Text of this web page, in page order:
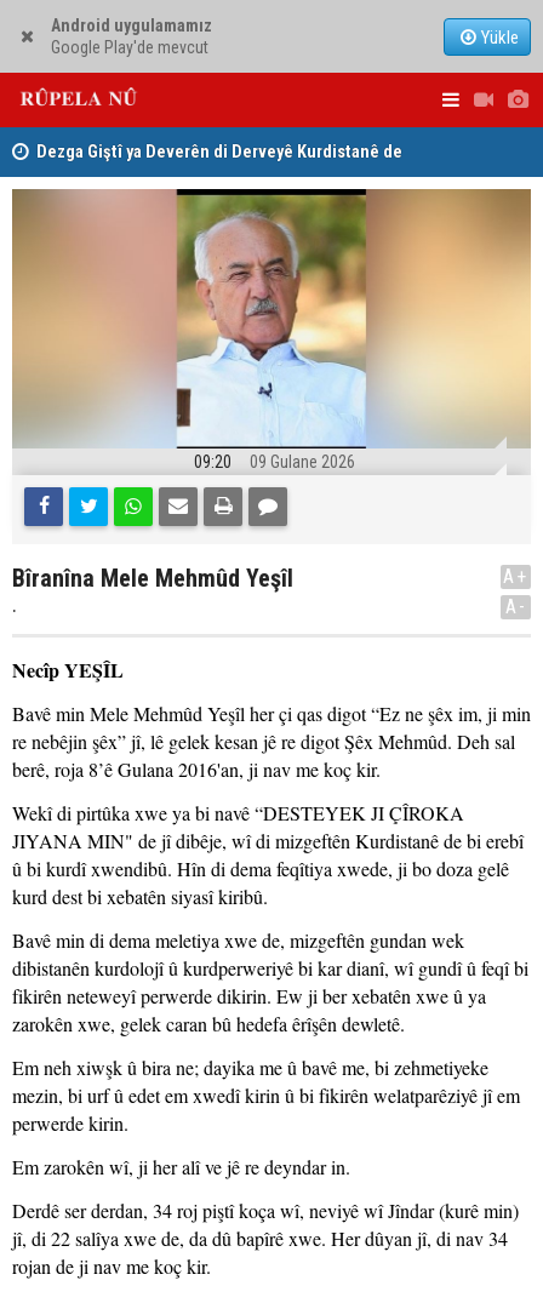
Android uygulamamız
Google Play'de mevcut
Yükle
Dezga Giştî ya Deverên di Derveyê Kurdistanê de
gotinên parêzgere Kerkûkê Muhammed Saman red kir
09:20 09 Gulane 2026
Bîranîna Mele Mehmûd Yeşîl
.
A+
A-
Necîp YEŞÎL
Bavê min Mele Mehmûd Yeşîl her çi qas digot “Ez ne şêx im, ji min
re nebêjin şêx” jî, lê gelek kesan jê re digot Şêx Mehmûd. Deh sal
berê, roja 8’ê Gulana 2016'an, ji nav me koç kir.
Wekî di pirtûka xwe ya bi navê “DESTEYEK JI ÇÎROKA
JIYANA MIN" de jî dibêje, wî di mizgeftên Kurdistanê de bi erebî
û bi kurdî xwendibû. Hîn di dema feqîtiya xwede, ji bo doza gelê
kurd dest bi xebatên siyasî kiribû.
Bavê min di dema meletiya xwe de, mizgeftên gundan wek
dibistanên kurdolojî û kurdperweriyê bi kar dianî, wî gundî û feqî bi
fikirên neteweyî perwerde dikirin. Ew ji ber xebatên xwe û ya
zarokên xwe, gelek caran bû hedefa êrîşên dewletê.
Em neh xiwşk û bira ne; dayika me û bavê me, bi zehmetiyeke
mezin, bi urf û edet em xwedî kirin û bi fikirên welatparêziyê jî em
perwerde kirin.
Em zarokên wî, ji her alî ve jê re deyndar in.
Derdê ser derdan, 34 roj piştî koça wî, neviyê wî Jîndar (kurê min)
jî, di 22 salîya xwe de, da dû bapîrê xwe. Her dûyan jî, di nav 34
rojan de ji nav me koç kir.